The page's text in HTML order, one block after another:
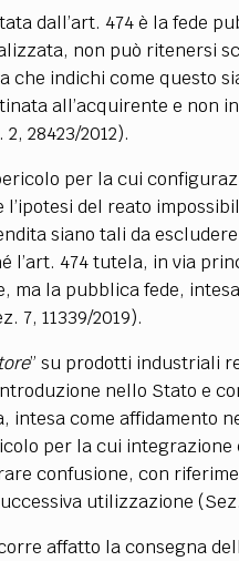
dall’art. 474 è la fede
non può ritenersi
indichi come questo
all’acquirente e non
28423/2012).
per la cui
del reato
siano tali da
474 tutela, in via
ma la pubblica fede,
7, 11339/2019).
” su prodotti industriali
nello Stato e
come affidamento
per la cui integrazione
confusione, con
utilizzazione
affatto la consegna